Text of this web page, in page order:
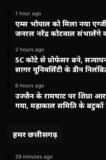
1 hour ago
एम्स भोपाल को मिला नया
जनरल नरेंद्र कोटवाल संभालेंगे
2 hours ago
SC कोटे से प्रोफेसर बने,
सागर यूनिवर्सिटी के डीन
6 hours ago
उज्जैन के रामघाट पर शिप्रा
गया, महाकाल समिति के
हमर छत्तीसगढ़
29 minutes ago